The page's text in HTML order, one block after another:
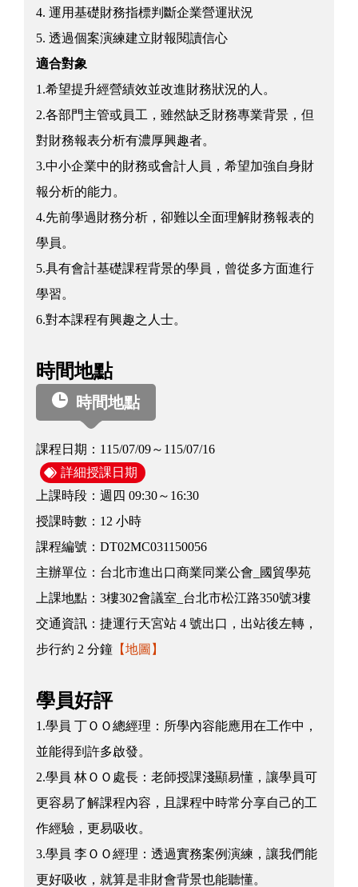
4. 運用基礎財務指標判斷企業營運狀況
5. 透過個案演練建立財報閱讀信心
適合對象
1.希望提升經營績效並改進財務狀況的人。
2.各部門主管或員工，雖然缺乏財務專業背景，但
對財務報表分析有濃厚興趣者。
3.中小企業中的財務或會計人員，希望加強自身財
報分析的能力。
4.先前學過財務分析，卻難以全面理解財務報表的
學員。
5.具有會計基礎課程背景的學員，曾從多方面進行
學習。
6.對本課程有興趣之人士。
時間地點
時間地點
課程日期： 115/07/09～115/07/16
詳細授課日期
上課時段： 週四 09:30～16:30
授課時數： 12 小時
課程編號： DT02MC031150056
主辦單位： 台北市進出口商業同業公會_國貿學苑
上課地點： 3樓302會議室_台北市松江路350號3樓
交通資訊： 捷運行天宮站 4 號出口，出站後左轉，
步行約 2 分鐘 【地圖】
學員好評
1.學員 丁ＯＯ總經理：所學內容能應用在工作中，
並能得到許多啟發。
2.學員 林ＯＯ處長：老師授課淺顯易懂，讓學員可
更容易了解課程內容，且課程中時常分享自己的工
作經驗，更易吸收。
3.學員 李ＯＯ經理：透過實務案例演練，讓我們能
更好吸收，就算是非財會背景也能聽懂。